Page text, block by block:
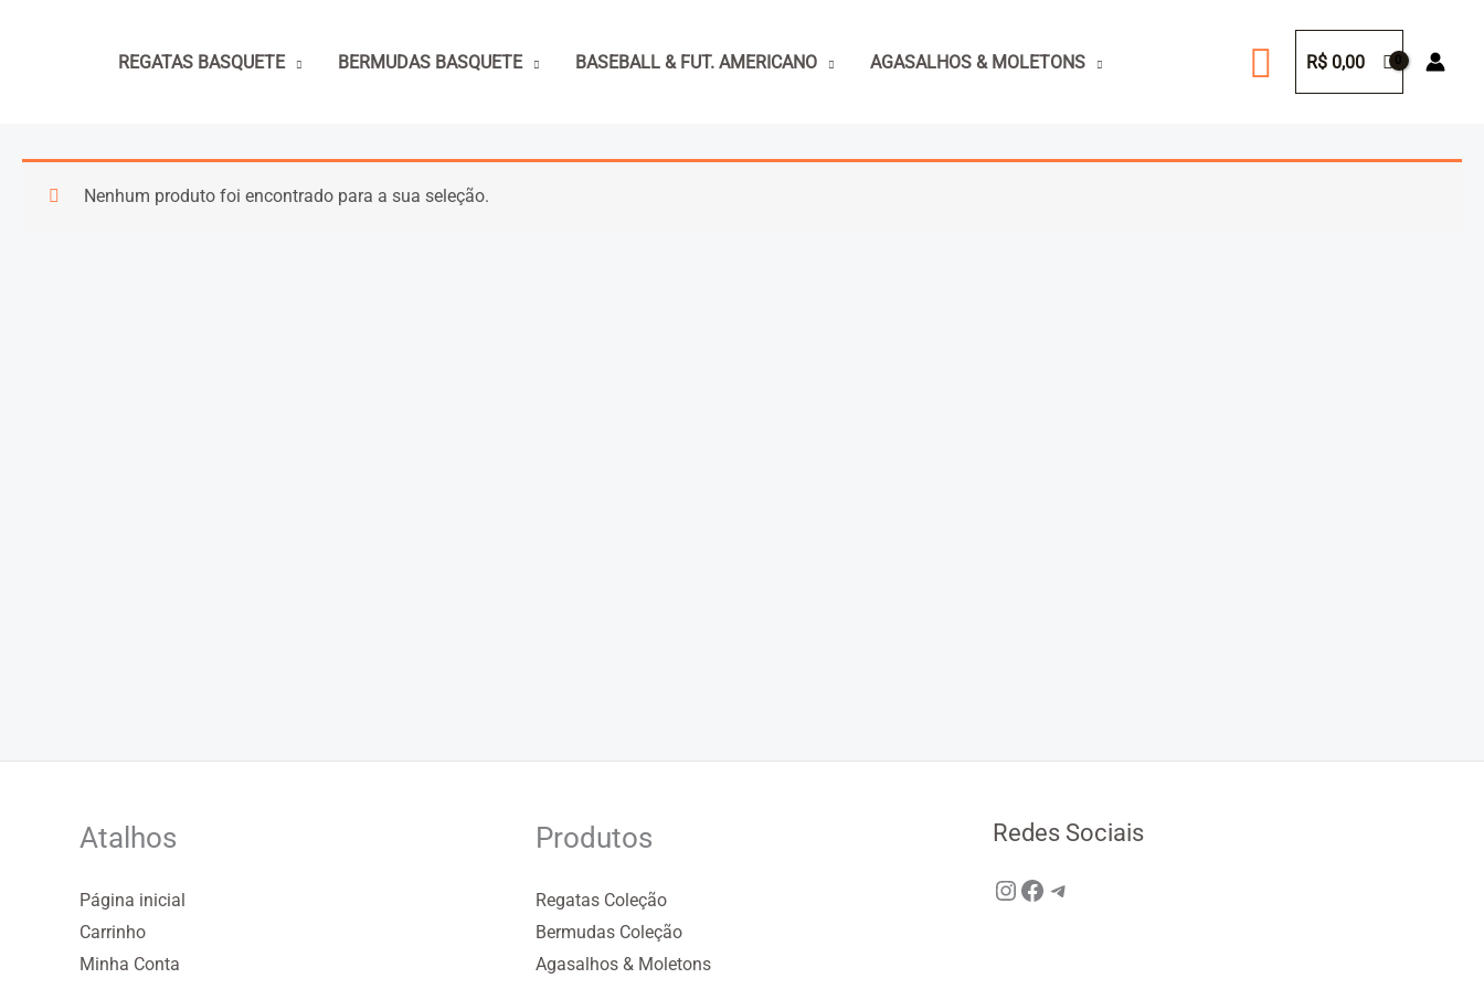
REGATAS BASQUETE BERMUDAS BASQUETE BASEBALL & FUT. AMERICANO AGASALHOS & MOLETONS Pesquisar
R$0,00
Nenhum produto foi encontrado para a sua seleção.
Atalhos
Página inicial
Carrinho
Minha Conta
Produtos
Regatas Coleção
Bermudas Coleção
Agasalhos & Moletons
Redes Sociais
Instagram
Facebook
Telegram